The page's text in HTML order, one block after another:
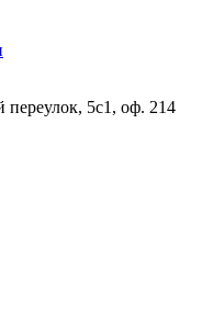
переулок, 5с1, оф. 214